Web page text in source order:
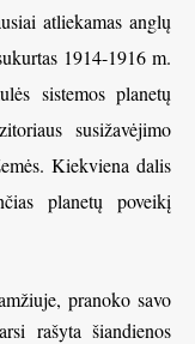
atliekamas anglų
1914-1916 m.
sistemos planetų
susižavėjimo
Kiekviena dalis
planetų poveikį
pranoko savo
rašyta šiandienos